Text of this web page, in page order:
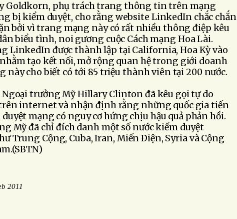
Goldkorn, phụ trách trang thông tin trên mạng
bị kiểm duyệt, cho rằng website LinkedIn chắc chắn
bởi vì trang mạng này có rất nhiều thông điệp kêu
biểu tình, noi gương cuộc Cách mạng Hoa Lài.
LinkedIn được thành lập tại California, Hoa Kỳ vào
tạo kết nối, mở rộng quan hệ trong giới doanh
này cho biết có tới 85 triệu thành viên tại 200 nước.
Ngoại trưởng Mỹ Hillary Clinton đã kêu gọi tự do
internet và nhận định rằng những quốc gia tiến
mạng có nguy cơ hứng chịu hậu quả phản hồi.
Mỹ đã chỉ đích danh một số nước kiểm duyệt
Trung Cộng, Cuba, Iran, Miến Ðiện, Syria và Cộng
2011